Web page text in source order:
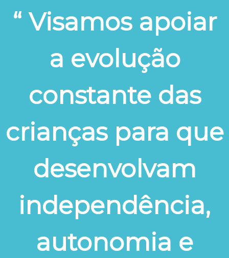
“ Visamos apoiar
a evolução
constante das
crianças para que
desenvolvam
independência,
autonomia e